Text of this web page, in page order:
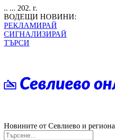
.. ... 202. г.
ВОДЕЩИ НОВИНИ:
РЕКЛАМИРАЙ
СИГНАЛИЗИРАЙ
ТЪРСИ
Новините от Севлиево и региона